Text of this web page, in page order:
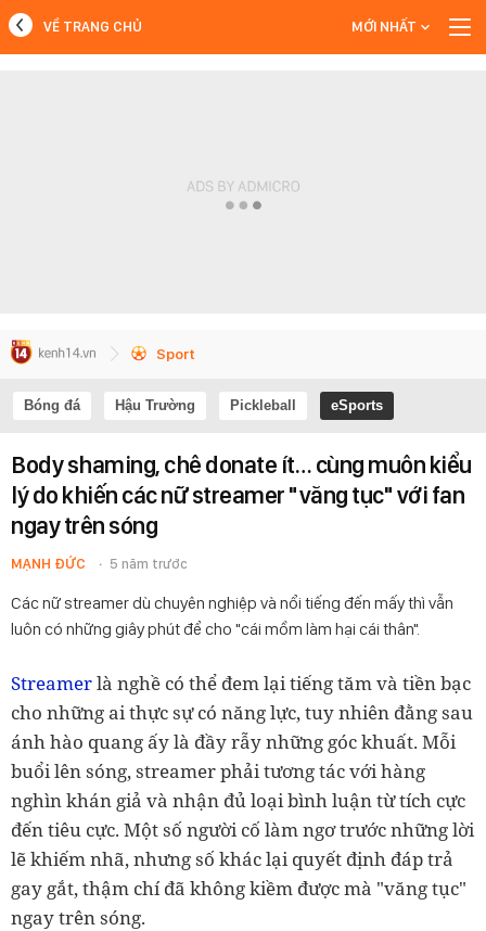
VỀ TRANG CHỦ MỚI NHẤT
Sport
Bóng đá Hậu Trường Pickleball eSports
Body shaming, chê donate ít… cùng muôn kiểu
lý do khiến các nữ streamer "văng tục" với fan
ngay trên sóng
MẠNH ĐỨC 5 năm trước
Các nữ streamer dù chuyên nghiệp và nổi tiếng đến mấy thì vẫn
luôn có những giây phút để cho "cái mồm làm hại cái thân".
Streamerlà nghề có thể đem lại tiếng tăm và tiền bạc
cho những ai thực sự có năng lực, tuy nhiên đằng sau
ánh hào quang ấy là đầy rẫy những góc khuất. Mỗi
buổi lên sóng, streamer phải tương tác với hàng
nghìn khán giả và nhận đủ loại bình luận từ tích cực
đến tiêu cực. Một số người cố làm ngơ trước những lời
lẽ khiếm nhã, nhưng số khác lại quyết định đáp trả
gay gắt, thậm chí đã không kiềm được mà "văng tục"
ngay trên sóng.